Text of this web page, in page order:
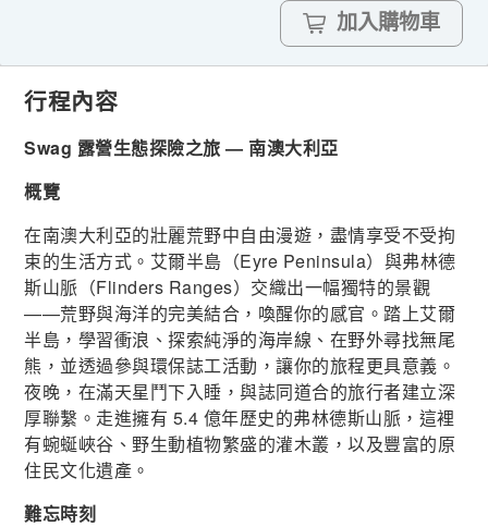
加入購物車
行程內容
Swag 露營生態探險之旅 — 南澳大利亞
概覽
在南澳大利亞的壯麗荒野中自由漫遊，盡情享受不受拘
束的生活方式。艾爾半島（Eyre Peninsula）與弗林德
斯山脈（Flinders Ranges）交織出一幅獨特的景觀
——荒野與海洋的完美結合，喚醒你的感官。踏上艾爾
半島，學習衝浪、探索純淨的海岸線、在野外尋找無尾
熊，並透過參與環保誌工活動，讓你的旅程更具意義。
夜晚，在滿天星鬥下入睡，與誌同道合的旅行者建立深
厚聯繫。走進擁有 5.4 億年歷史的弗林德斯山脈，這裡
有蜿蜒峽谷、野生動植物繁盛的灌木叢，以及豐富的原
住民文化遺產。
難忘時刻